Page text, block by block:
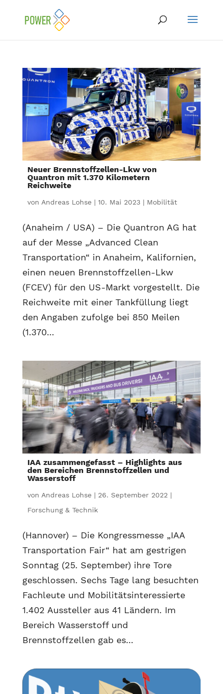
Neuer Brennstoffzellen-Lkw von
Quantron mit 1.370 Kilometern
Reichweite
von Andreas Lohse| 10. Mai 2023| Mobilität
(Anaheim / USA) – Die Quantron AG hat
auf der Messe „Advanced Clean
Transportation“ in Anaheim, Kalifornien,
einen neuen Brennstoffzellen-Lkw
(FCEV) für den US-Markt vorgestellt. Die
Reichweite mit einer Tankfüllung liegt
den Angaben zufolge bei 850 Meilen
(1.370...
IAA zusammengefasst – Highlights aus
den Bereichen Brennstoffzellen und
Wasserstoff
von Andreas Lohse| 26. September 2022 |
Forschung & Technik
(Hannover) – Die Kongressmesse „IAA
Transportation Fair“ hat am gestrigen
Sonntag (25. September) ihre Tore
geschlossen. Sechs Tage lang besuchten
Fachleute und Mobilitätsinteressierte
1.402 Aussteller aus 41 Ländern. Im
Bereich Wasserstoff und
Brennstoffzellen gab es...